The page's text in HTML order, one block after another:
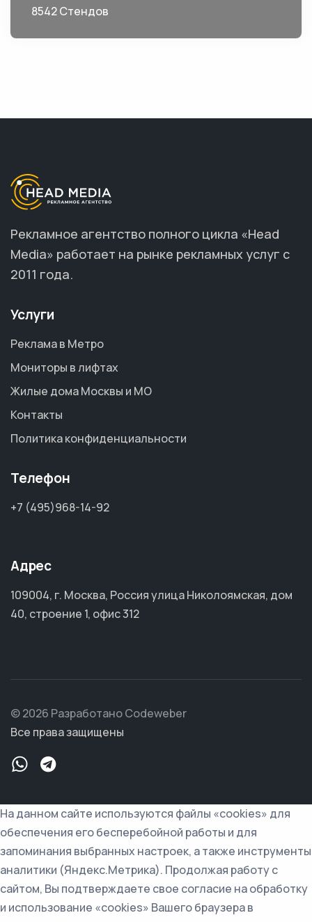
8542 Стендов
Рекламное агентство полного цикла «Head
Media» работает на рынке рекламных услуг с
2011 года.
Услуги
Реклама в Метро
Мониторы в лифтах
Жилые дома Москвы и МО
Контакты
Политика конфиденциальности
Телефон
+7 (495)968-14-92
Адрес
109004, г. Москва, Россия улица Николоямская, дом
40, строение 1, офис 312
© 2026 Разработано Codeweber
Все права защищены
На данном сайте используются файлы «cookies» для
обеспечения его бесперебойной работы и для
запоминания выбранных настроек, а также инструменты
аналитики (Яндекс.Метрика). Продолжая работу с
сайтом, Вы подтверждаете свое согласие на обработку
и использование «cookies» Вашего браузера в